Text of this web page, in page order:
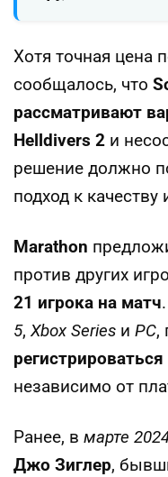
Хотя точная цена
сообщалось, что
рассматривают
Helldivers 2 и
решение должно
подход к
Marathon
против других
21 игрока на матч
5,Xbox Series и PC,
независимо от
Ранее, в марте
Джо Зиглер,